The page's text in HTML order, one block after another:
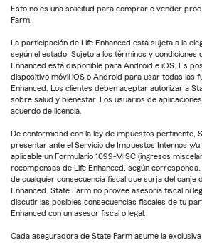
Esto no es una solicitud para comprar o vender
Farm.
La participación de Life Enhanced está sujeta a la
según el estado. Sujeto a los términos y condiciones
Enhanced está disponible para Android e iOS. Es
dispositivo móvil iOS o Android para usar todas las
Enhanced. Los clientes deben aceptar autorizar a
sobre salud y bienestar. Los usuarios de
acuerdo de licencia.
De conformidad con la ley de impuestos pertinente,
presentar ante el Servicio de Impuestos Internos y/
aplicable un Formulario 1099-MISC (ingresos
recompensas de Life Enhanced, según
de cualquier consecuencia fiscal que surja del canje
Enhanced. State Farm no provee asesoría fiscal ni
discutir las posibles consecuencias fiscales de tu
Enhanced con un asesor fiscal o legal.
Cada aseguradora de State Farm asume la